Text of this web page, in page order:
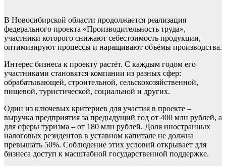
В Новосибирской области продолжается реализация
федерального проекта «Производительность труда»,
участники которого снижают себестоимость продукции,
оптимизируют процессы и наращивают объёмы производства.
Интерес бизнеса к проекту растёт. С каждым годом его
участниками становятся компании из разных сфер:
обрабатывающей, строительной, сельскохозяйственной,
пищевой, туристической, социальной и других.
Один из ключевых критериев для участия в проекте –
выручка предприятия за предыдущий год от 400 млн рублей, а
для сферы туризма – от 180 млн рублей. Доля иностранных
налоговых резидентов в уставном капитале не должна
превышать 50%. Соблюдение этих условий открывает для
бизнеса доступ к масштабной государственной поддержке.